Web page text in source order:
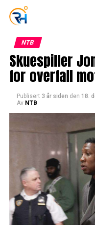
NTB
Skuespiller
for overfall
Publisert 3 år siden den 18.
Av NTB